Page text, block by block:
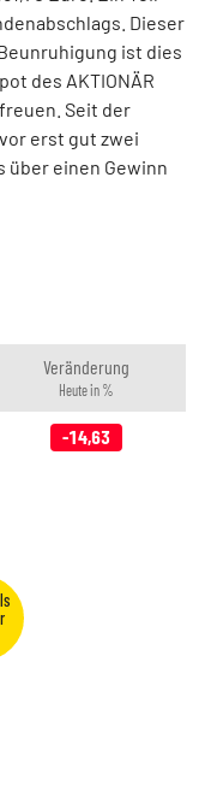
Dieser
ist dies
des AKTIONÄR
Seit der
erst gut zwei
über einen Gewinn
Veränderung
Heute in %
-14,63